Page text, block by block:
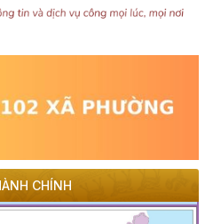
CHÍNH